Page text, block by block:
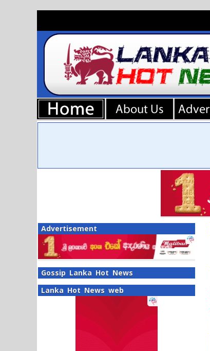
Advertisement
Gossip Lanka Hot News
Lanka Hot News web